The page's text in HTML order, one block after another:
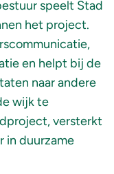
speelt Stad
het project.
en helpt bij de
naar andere
wijk te
versterkt
in duurzame